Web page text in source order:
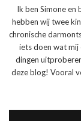
Ik ben Simone en
hebben wij twee
chronische
iets doen wat mij
dingen
deze blog! Vooral